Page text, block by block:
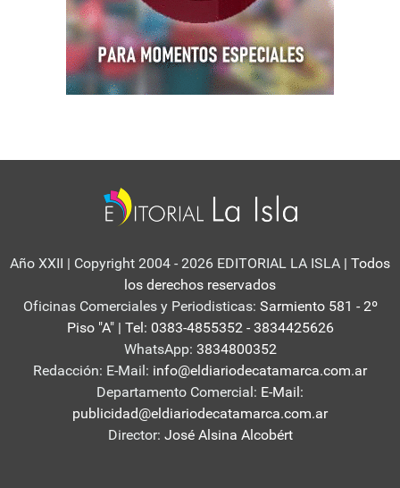
Año XXII | Copyright 2004 - 2026 EDITORIAL LA ISLA | Todos
los derechos reservados
Oficinas Comerciales y Periodisticas: Sarmiento 581 - 2º
Piso "A" | Tel: 0383-4855352 - 3834425626
WhatsApp: 3834800352
Redacción: E-Mail: info@eldiariodecatamarca.com.ar
Departamento Comercial: E-Mail:
publicidad@eldiariodecatamarca.com.ar
Director: José Alsina Alcobért